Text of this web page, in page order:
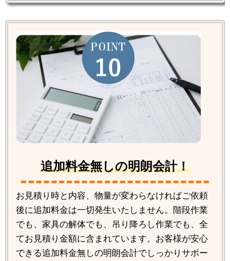
追加料金無しの明朗会計！
お見積り時と内容、物量が変わらなければご依頼
後に追加料金は一切発生いたしません。階段作業
でも、家具の解体でも、吊り降ろし作業でも、全
てお見積り金額に含まれています。お客様が安心
できる追加料金無しの明朗会計でしっかりサポー